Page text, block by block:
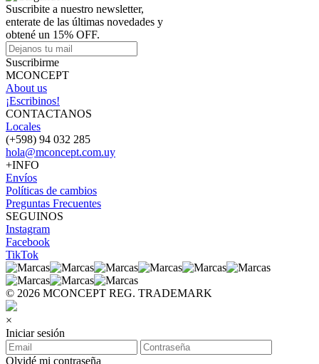
Suscribite a nuestro newsletter,
enterate de las últimas novedades y
obtené un 15% OFF.
Suscribirme
MCONCEPT
About us
¡Escribinos!
CONTACTANOS
Locales
(+598) 94 032 285
hola@mconcept.com.uy
+INFO
Envíos
Políticas de cambios
Preguntas Frecuentes
SEGUINOS
Instagram
Facebook
TikTok
© 2026 MCONCEPT REG. TRADEMARK
×
Iniciar sesión
Olvidé mi contraseña